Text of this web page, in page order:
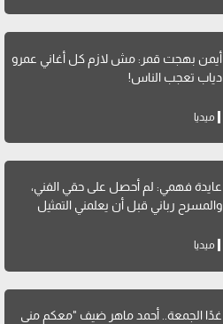
أيمن بهجت قمر: مش لازم كل أغاني عمرو
دياب تعجب الناس!
ميديا
عايدة فهمي: لم أحصل على حقي الفني،
والمسرح رباني قبل أن يعلمني التمثيل
ميديا
غدًا الجمعة.. أحمد ماهر ضيف "معكم منى